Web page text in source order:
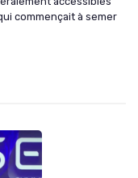
commençait à semer